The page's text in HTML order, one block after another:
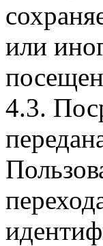
или
4.3.